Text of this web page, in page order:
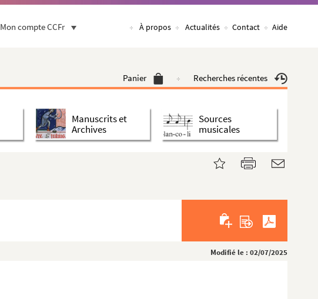
Mon compte CCFr À propos Actualités Contact Aide
Panier Recherches récentes
Manuscrits et
Archives
Sources
musicales
Modifié le : 02/07/2025